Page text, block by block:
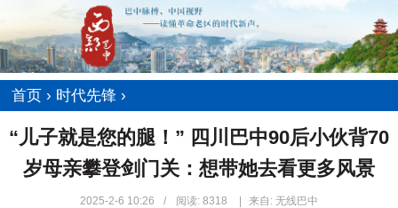
首页 › 时代先锋 ›
​“儿子就是您的腿！” 四川巴中90后小伙背70
岁母亲攀登剑门关：想带她去看更多风景
2025-2-6 10:26 / 阅读: 8318 | 来自: 无线巴中